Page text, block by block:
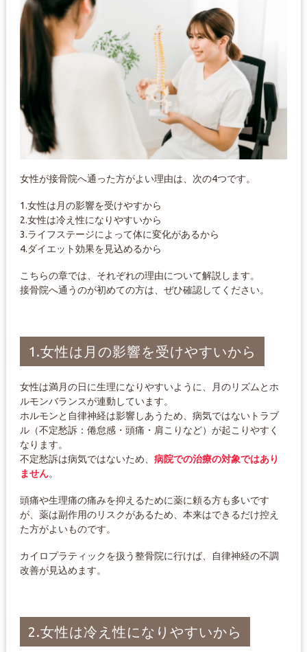
女性が接骨院へ通った方がよい理由は、次の4つです。
1.女性は月の影響を受けやすから
2.女性は冷え性になりやすいから
3.ライフステージによって体に変化があるから
4.ダイエット効果を見込めるから
こちらの章では、それぞれの理由について解説します。
接骨院へ通うのが初めての方は、ぜひ確認してください。
1.女性は月の影響を受けやすいから
女性は満月の日に生理になりやすいように、月のリズムとホ
ルモンバランスが連動しています。
ホルモンと自律神経は影響しあうため、病気ではないトラブ
ル（不定愁訴：倦怠感・頭痛・肩こりなど）が起こりやすく
なります。
不定愁訴は病気ではないため、 病院での治療の対象ではあり
ません。
頭痛や生理痛の痛みを抑えるために薬に頼る方も多いです
が、薬は副作用のリスクがあるため、本来はできるだけ控え
た方がよいものです。
カイロプラティックを扱う整骨院に行けば、自律神経の不調
改善が見込めます。
2.女性は冷え性になりやすいから